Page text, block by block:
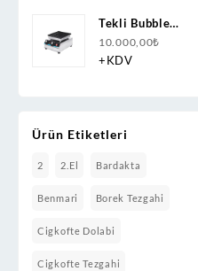
Tekli Bubble
Waffle
Makinesi
10.000,00₺
+KDV
Ürün Etiketleri
2 2.el Bardakta
Benmari Borek Tezgahi
Cigkofte Dolabi
Cigkofte Tezgahi